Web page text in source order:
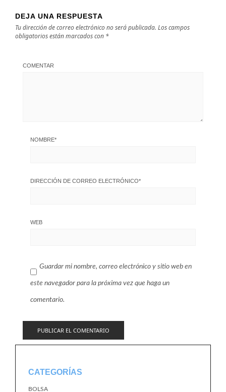
DEJA UNA RESPUESTA
Tu dirección de correo electrónico no será publicada. Los campos
obligatorios están marcados con *
COMENTAR
NOMBRE*
DIRECCIÓN DE CORREO ELECTRÓNICO*
WEB
Guardar mi nombre, correo electrónico y sitio web en
este navegador para la próxima vez que haga un
comentario.
CATEGORÍAS
BOLSA